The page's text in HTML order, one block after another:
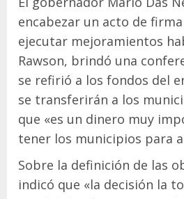
encabezar un acto de
ejecutar mejoramientos
Rawson, brindó una
se refirió a los fondos del
se transferirán a los
que «es un dinero muy
tener los municipios para
Sobre la definición de las
indicó que «la decisión la